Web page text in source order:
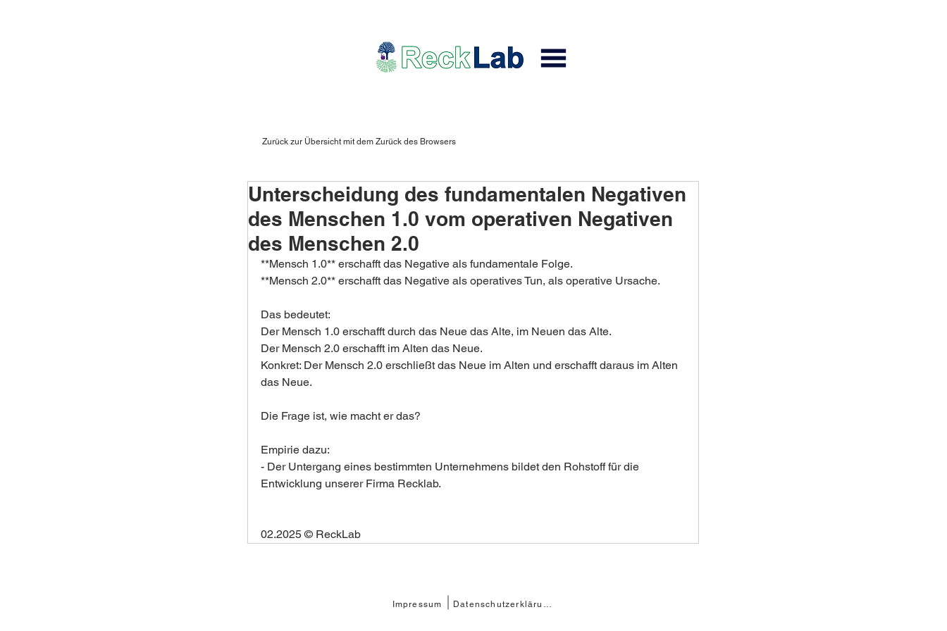
Zurück zur Übersicht mit dem Zurück des Browsers
Unterscheidung des fundamentalen Negativen
des Menschen 1.0 vom operativen Negativen
des Menschen 2.0
**Mensch 1.0** erschafft das Negative als fundamentale Folge.
**Mensch 2.0** erschafft das Negative als operatives Tun, als operative Ursache.
Das bedeutet:
Der Mensch 1.0 erschafft durch das Neue das Alte, im Neuen das Alte.
Der Mensch 2.0 erschafft im Alten das Neue.
Konkret: Der Mensch 2.0 erschließt das Neue im Alten und erschafft daraus im Alten
das Neue.
Die Frage ist, wie macht er das?
Empirie dazu:
- Der Untergang eines bestimmten Unternehmens bildet den Rohstoff für die
Entwicklung unserer Firma Recklab.
02.2025 © ReckLab
Impressum